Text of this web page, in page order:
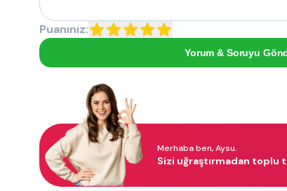
Puanınız:
Yorum & Soruyu
Merhaba ben, Aysu.
Sizi uğraştırmadan toplu